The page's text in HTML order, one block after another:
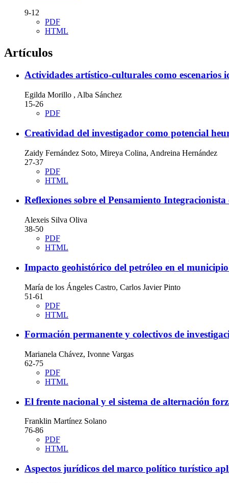
9-12
PDF
HTML
Artículos
Actividades artístico-culturales como escenarios
Egilda Morillo , Alba Sánchez
15-26
PDF
Creatividad del investigador como potencial
Zaidy Fernández Soto, Mireya Colina, Andreina Hernández
27-37
PDF
HTML
Reflexiones sobre el Pensamiento
Alexeis Silva Oliva
38-50
PDF
HTML
Impacto geohistórico del petróleo en el
María de los Ángeles Castro, Carlos Javier Pinto
51-61
PDF
HTML
Formación permanente y colectivos de
Marianela Chávez, Ivonne Vargas
62-75
PDF
HTML
El frente nacional y el sistema de alternación
Franklin Martínez Solano
76-86
PDF
HTML
Aspectos jurídicos del marco político turístico